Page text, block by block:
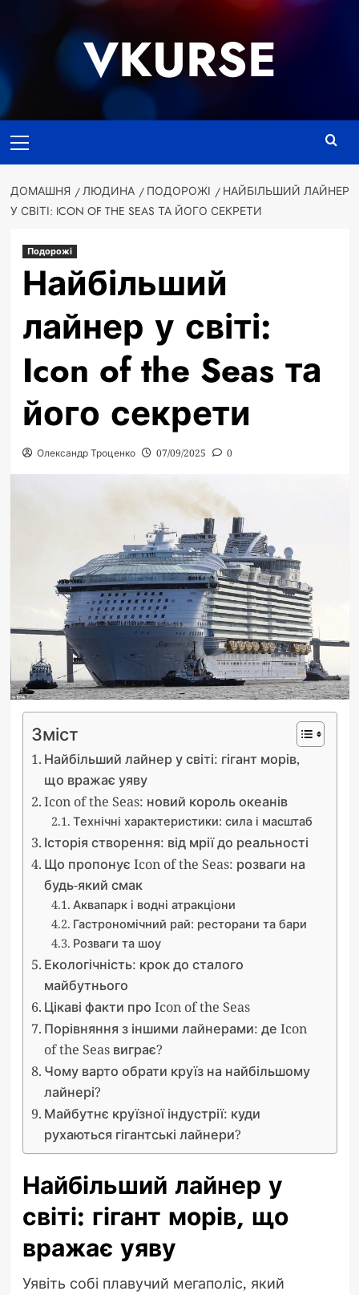
VKURSE
меню
ДОМАШНЯ ЛЮДИНА ПОДОРОЖІ
НАЙБІЛЬШИЙ ЛАЙНЕР
У СВІТІ: ICON OF THE SEAS ТА ЙОГО СЕКРЕТИ
Подорожі
Найбільший
лайнер у світі:
Icon of the Seas та
його секрети
Олександр Троценко 07/09/2025 0
Зміст
Найбільший лайнер у світі: гігант морів,
що вражає уяву
Icon of the Seas: новий король океанів
Технічні характеристики: сила і масштаб
Історія створення: від мрії до реальності
Що пропонує Icon of the Seas: розваги на
будь-який смак
Аквапарк і водні атракціони
Гастрономічний рай: ресторани та бари
Розваги та шоу
Екологічність: крок до сталого
майбутнього
Цікаві факти про Icon of the Seas
Порівняння з іншими лайнерами: де Icon
of the Seas виграє?
Чому варто обрати круїз на найбільшому
лайнері?
Майбутнє круїзної індустрії: куди
рухаються гігантські лайнери?
Найбільший лайнер у
світі: гігант морів, що
вражає уяву
Уявіть собі плавучий мегаполіс, який